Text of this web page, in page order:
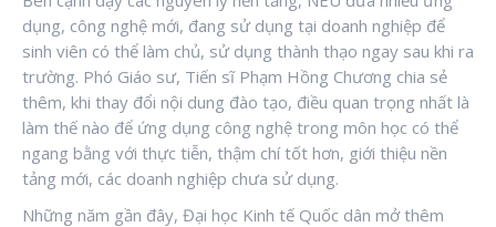
dụng, công nghệ mới, đang sử dụng tại doanh nghiệp để
sinh viên có thể làm chủ, sử dụng thành thạo ngay sau khi ra
trường. Phó Giáo sư, Tiến sĩ Phạm Hồng Chương chia sẻ
thêm, khi thay đổi nội dung đào tạo, điều quan trọng nhất là
làm thế nào để ứng dụng công nghệ trong môn học có thể
ngang bằng với thực tiễn, thậm chí tốt hơn, giới thiệu nền
tảng mới, các doanh nghiệp chưa sử dụng.
Những năm gần đây, Đại học Kinh tế Quốc dân mở thêm